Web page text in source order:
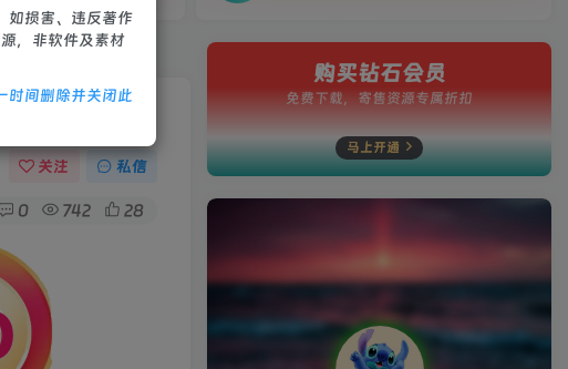
关注 私信
0 742 28
购买钻石会员
免费下载，寄售资源专属折扣
马上开通
如损害、违反著作
，非软件及素材
时间删除并关闭此